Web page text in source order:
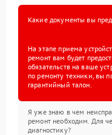
Какие документы вы
На этапе приема
ремонт вам будет
обязательств на ваше
по ремонту техники, вы
гарантийный талон.
Я уже знаю в чем
ремонт необходим. Для
диагностику?